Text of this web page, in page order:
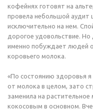
кофейнях готовят на
провела небольшой аудит
исключительно на нем.
дорогое удовольствие.
именно побуждает людей
коровьего молока.
«По состоянию здоровья
от молока в целом, зато
заменила на
кокосовым в основном.